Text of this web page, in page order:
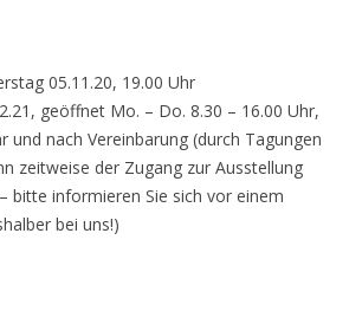
05.11.20, 19.00 Uhr
geöffnet Mo. – Do. 8.30 – 16.00 Uhr,
und nach Vereinbarung (durch Tagungen
zeitweise der Zugang zur Ausstellung
bitte informieren Sie sich vor einem
bei uns!)